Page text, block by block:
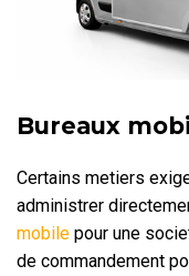
Bureaux
Certains metiers
administrer
mobile pour une
de commandement